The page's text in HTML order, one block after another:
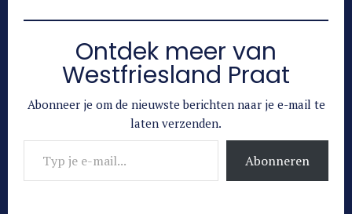
Ontdek meer van
Westfriesland Praat
Abonneer je om de nieuwste berichten naar je e-mail te
laten verzenden.
Typ je e-mail...
Abonneren